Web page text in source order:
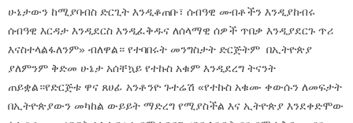
ሁኔታውን ከሚያባብስ ድርጊት እንዲቆጠቡ፣ ሰብዓዊ መብቶችን እንዲያከብሩ
ሰብዓዊ እርዳታ እንዲደርስ እንዲፈቅዱና ለሰላማዊ ሰዎች ጥበቃ እንዲያደርጉ ጥሪ
እናስተላልፋለንም» ብለዋል። የተባበሩት መንግስታት ድርጅትም በኢትዮጵያ
ያለምንም ቅድመ ሁኔታ አሰቸኳይ የተኩስ አቁም እንዲደረግ ትናንት
ጠይቋል።የድርጅቱ ዋና ጸሀፊ አንቶንዮ ጉተሬሽ «የተኩስ አቁሙ ቀውሱን ለመፍታት
በኢትዮጵያውን መካከል ውይይት ማድረግ የሚያስችል እና ኢትዮጵያ እንደቀድሞው